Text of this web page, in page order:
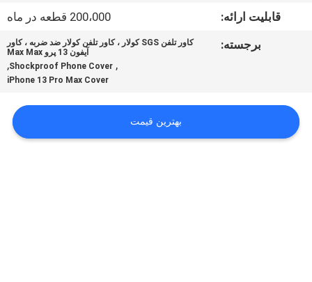
کنترل
ما
تماس
قابلیت ارائه:
200،000 قطعه در ماه
برجسته:
کاور تلفن SGS کولار ، کاور تلفن کولار ضد ضربه ، کاور
آیفون 13 پرو Max Max
,
Shockproof Phone Cover
,
iPhone 13 Pro Max Cover
بهترین قیمت